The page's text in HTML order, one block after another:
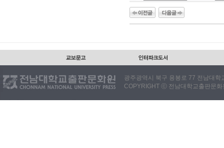
광주광역시 북구 용봉로 77 전남대
COPYRIGHT ⓒ 전남대학교출판문